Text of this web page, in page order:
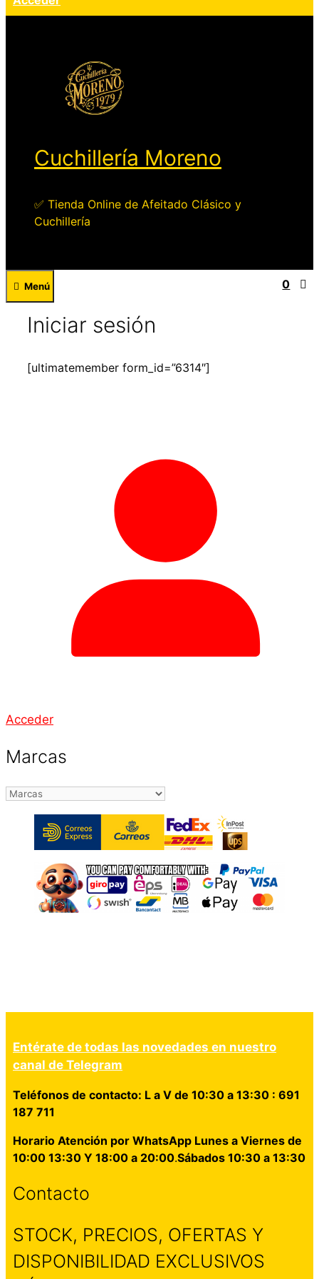
Cuchillería Moreno
✅ Tienda Online de Afeitado Clásico y
Cuchillería
0
Menú
Iniciar sesión
[ultimatemember form_id=”6314″]
Acceder
Marcas
Entérate de todas las novedades en nuestro
canal de Telegram
Teléfonos de contacto: L a V de 10:30 a 13:30 : 691
187 711
Horario Atención por WhatsApp Lunes a Viernes de
10:00 13:30 Y 18:00 a 20:00.Sábados 10:30 a 13:30
Contacto
STOCK, PRECIOS, OFERTAS Y
DISPONIBILIDAD EXCLUSIVOS